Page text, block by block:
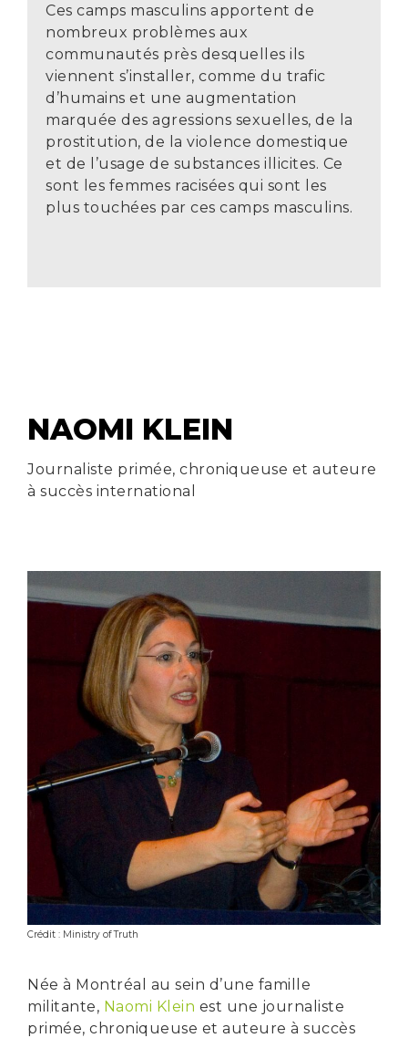
Ces camps masculins apportent de
nombreux problèmes aux
communautés près desquelles ils
viennent s’installer, comme du trafic
d’humains et une augmentation
marquée des agressions sexuelles, de la
prostitution, de la violence domestique
et de l’usage de substances illicites. Ce
sont les femmes racisées qui sont les
plus touchées par ces camps masculins.
NAOMI KLEIN
Journaliste primée, chroniqueuse et auteure
à succès international
Crédit : Ministry of Truth
Née à Montréal au sein d’une famille
militante, Naomi Klein est une journaliste
primée, chroniqueuse et auteure à succès